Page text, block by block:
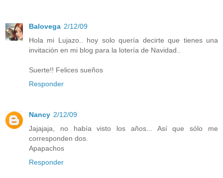
Balovega 2/12/09
Hola mi Lujazo.. hoy solo quería decirte que tienes una
invitación en mi blog para la lotería de Navidad..
Suerte!! Felices sueños
Responder
Nancy 2/12/09
Jajajaja, no había visto los años... Así que sólo me
corresponden dos.
Apapachos
Responder